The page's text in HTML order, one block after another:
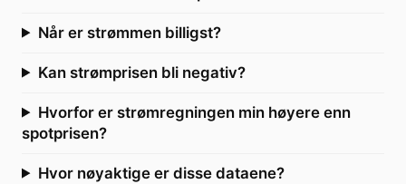
Når er strømmen billigst?
Kan strømprisen bli negativ?
Hvorfor er strømregningen min høyere enn
spotprisen?
Hvor nøyaktige er disse dataene?